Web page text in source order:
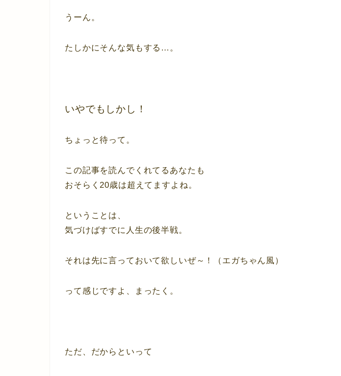
うーん。
たしかにそんな気もする…。
いやでもしかし！
ちょっと待って。
この記事を読んでくれてるあなたも
おそらく20歳は超えてますよね。
ということは、
気づけばすでに人生の後半戦。
それは先に言っておいて欲しいぜ～！（エガちゃん風）
って感じですよ、まったく。
ただ、だからといって